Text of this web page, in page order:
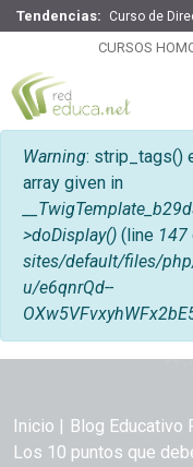
Tendencias: Curso de
CURSOS
Mensaje de
Warning: strip_tags()
array given in
>doDisplay() (line 147
sites/default/files/
u/e6qnrQd--
Inicio Blog Educativo
Los 10 puntos que